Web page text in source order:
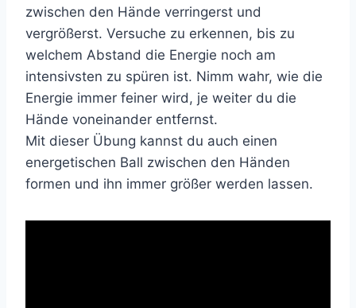
zwischen den Hände verringerst und
vergrößerst. Versuche zu erkennen, bis zu
welchem Abstand die Energie noch am
intensivsten zu spüren ist. Nimm wahr, wie die
Energie immer feiner wird, je weiter du die
Hände voneinander entfernst.
Mit dieser Übung kannst du auch einen
energetischen Ball zwischen den Händen
formen und ihn immer größer werden lassen.